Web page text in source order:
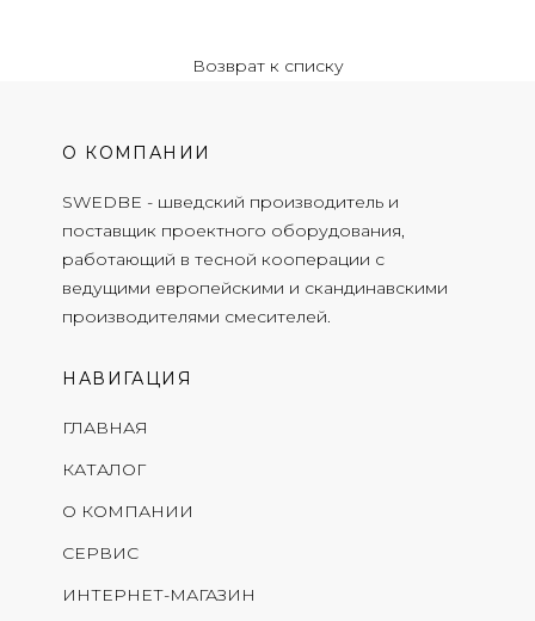
Возврат к списку
О КОМПАНИИ
SWEDBE - шведский производитель и
поставщик проектного оборудования,
работающий в тесной кооперации с
ведущими европейскими и скандинавскими
производителями смесителей.
НАВИГАЦИЯ
ГЛАВНАЯ
КАТАЛОГ
О КОМПАНИИ
СЕРВИС
ИНТЕРНЕТ-МАГАЗИН